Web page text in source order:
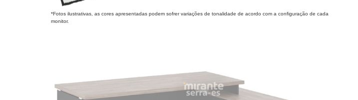
*Fotos ilustrativas, as cores apresentadas podem sofrer variações de tonalidade de acordo com a configuração de cada
monitor.